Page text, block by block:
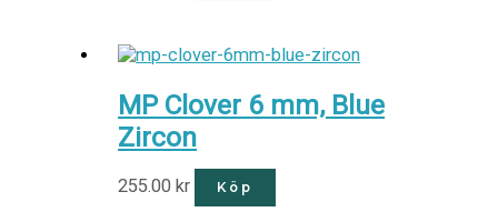
MP Clover 6 mm, Blue
Zircon
255.00kr Köp